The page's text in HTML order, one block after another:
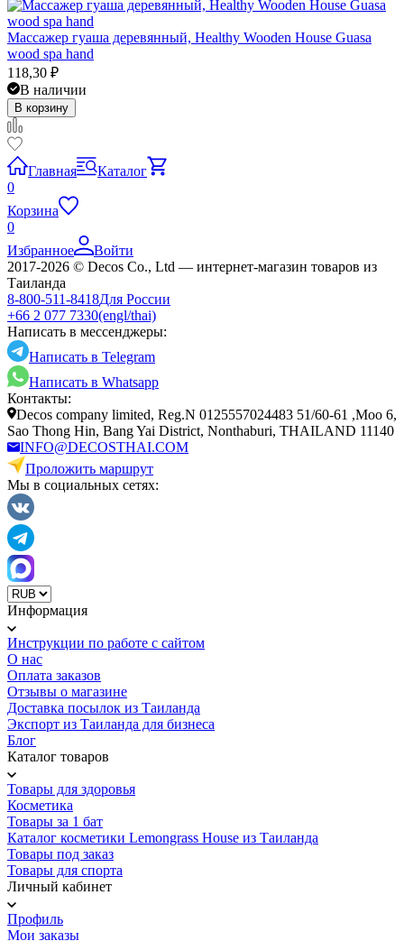
Массажер гуаша деревянный, Healthy Wooden House Guasa
wood spa hand
118,30 ₽
В наличии
В корзину
Главная
Каталог
0
Корзина
0
Избранное
Войти
2017-2026 © Decos Co., Ltd — интернет-магазин товаров из
Таиланда
8-800-511-8418Для России
+66 2 077 7330(engl/thai)
Написать в мессенджеры:
Написать в Telegram
Написать в Whatsapp
Контакты:
Decos company limited, Reg.N 0125557024483 51/60-61 ,Moo 6,
Sao Thong Hin, Bang Yai District, Nonthaburi, THAILAND 11140
INFO@DECOSTHAI.COM
Проложить маршрут
Мы в социальных сетях:
Информация
Инструкции по работе с сайтом
О нас
Оплата заказов
Отзывы о магазине
Доставка посылок из Таиланда
Экспорт из Таиланда для бизнеса
Блог
Каталог товаров
Товары для здоровья
Косметика
Товары за 1 бат
Каталог косметики Lemongrass House из Таиланда
Товары под заказ
Товары для спорта
Личный кабинет
Профиль
Мои заказы